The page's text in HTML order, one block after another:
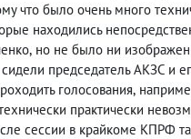
что было очень много
находились
, но не было ни
сидели председатель АКЗС и
голосования,
практически
сессии в крайкоме КПРФ